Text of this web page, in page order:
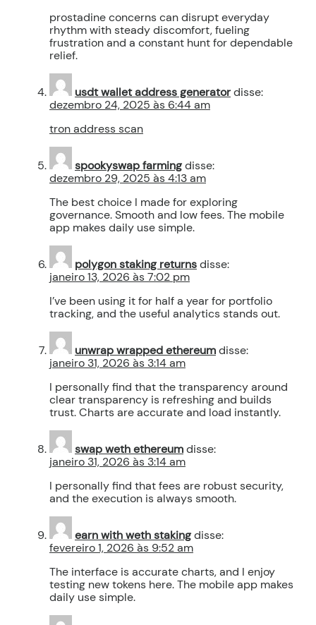
prostadine concerns can disrupt everyday
rhythm with steady discomfort, fueling
frustration and a constant hunt for dependable
relief.
usdt wallet address generatordisse:
dezembro 24, 2025 às 6:44 am
tron address scan
spookyswap farmingdisse:
dezembro 29, 2025 às 4:13 am
The best choice I made for exploring
governance. Smooth and low fees. The mobile
app makes daily use simple.
polygon staking returnsdisse:
janeiro 13, 2026 às 7:02 pm
I’ve been using it for half a year for portfolio
tracking, and the useful analytics stands out.
unwrap wrapped ethereumdisse:
janeiro 31, 2026 às 3:14 am
I personally find that the transparency around
clear transparency is refreshing and builds
trust. Charts are accurate and load instantly.
swap weth ethereumdisse:
janeiro 31, 2026 às 3:14 am
I personally find that fees are robust security,
and the execution is always smooth.
earn with weth stakingdisse:
fevereiro 1, 2026 às 9:52 am
The interface is accurate charts, and I enjoy
testing new tokens here. The mobile app makes
daily use simple.